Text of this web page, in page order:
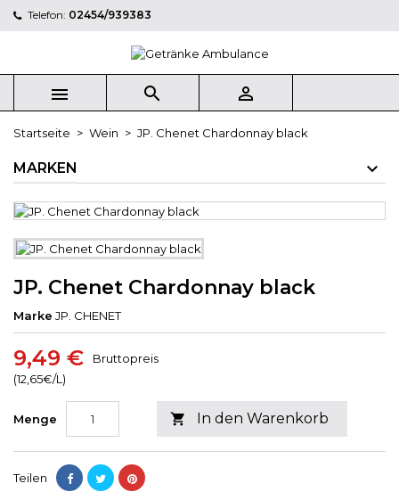
Telefon: 02454/939383
  
Startseite Wein JP. Chenet Chardonnay black
MARKEN
JP. Chenet Chardonnay black
Marke JP. CHENET
9,49 €
(12,65€/L)
Bruttopreis
Menge  In den Warenkorb
Teilen